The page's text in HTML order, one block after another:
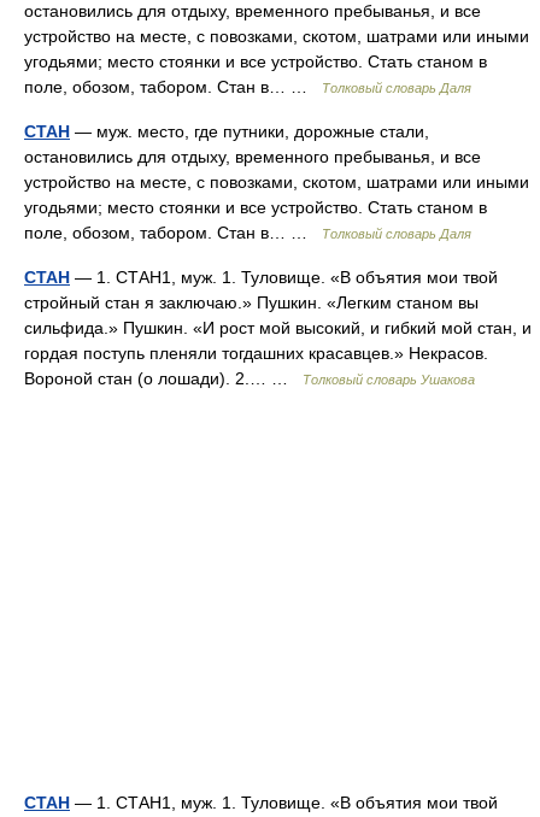
остановились для отдыху, временного пребыванья, и все
устройство на месте, с повозками, скотом, шатрами или иными
угодьями; место стоянки и все устройство. Стать станом в
поле, обозом, табором. Стан в… …
Толковый словарь Даля
СТАН — муж. место, где путники, дорожные стали,
остановились для отдыху, временного пребыванья, и все
устройство на месте, с повозками, скотом, шатрами или иными
угодьями; место стоянки и все устройство. Стать станом в
поле, обозом, табором. Стан в… …
Толковый словарь Даля
СТАН — 1. СТАН1, муж. 1. Туловище. «В объятия мои твой
стройный стан я заключаю.» Пушкин. «Легким станом вы
сильфида.» Пушкин. «И рост мой высокий, и гибкий мой стан, и
гордая поступь пленяли тогдашних красавцев.» Некрасов.
Вороной стан (о лошади). 2.… …
Толковый словарь Ушакова
СТАН — 1. СТАН1, муж. 1. Туловище. «В объятия мои твой